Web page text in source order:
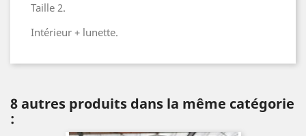
Taille 2.
Intérieur + lunette.
8 autres produits dans la même catégorie
: